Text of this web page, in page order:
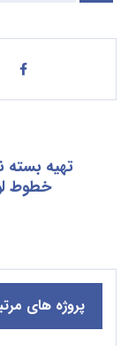
تهیه بسته
خطوط لوله
پروژه های